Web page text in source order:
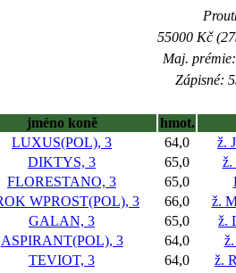
55000 Kč
Maj.
Zápisné:
jméno koně
hmot.
LUXUS(POL), 3 64,0
ž.
DIKTYS, 3 65,0
ž.
FLORESTANO, 3 65,0
WPROST(POL), 3 66,0
ž.
GALAN, 3 65,0
ž.
ASPIRANT(POL), 3 64,0
TEVIOT, 3 64,0
ž.